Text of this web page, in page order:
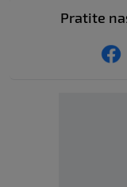
Pratite